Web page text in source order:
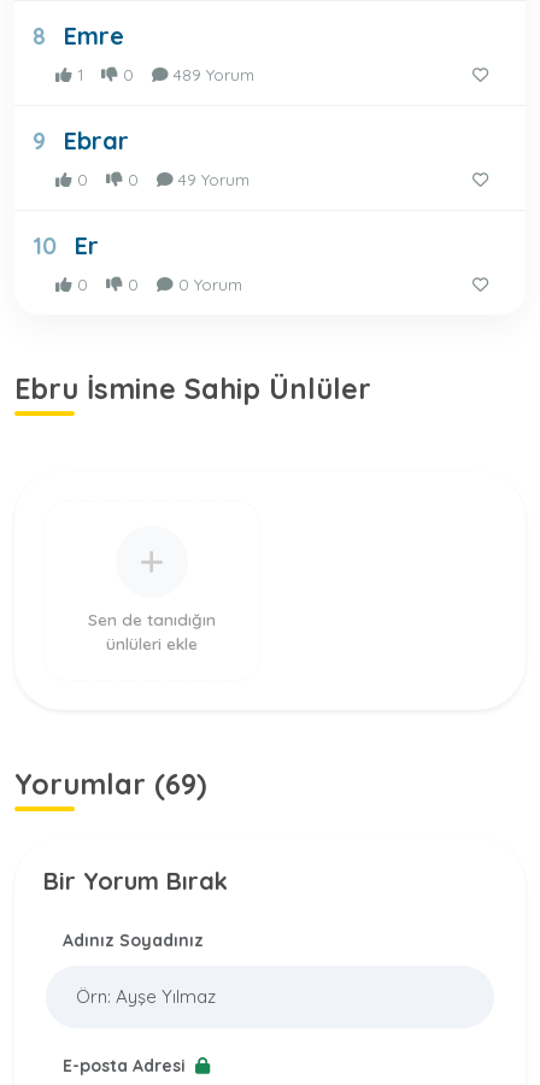
8 Emre
1 0 489 Yorum
9 Ebrar
0 0 49 Yorum
10 Er
0 0 0 Yorum
Ebru İsmine Sahip Ünlüler
Sen de tanıdığın
ünlüleri ekle
Yorumlar (69)
Bir Yorum Bırak
Adınız Soyadınız
E-posta Adresi